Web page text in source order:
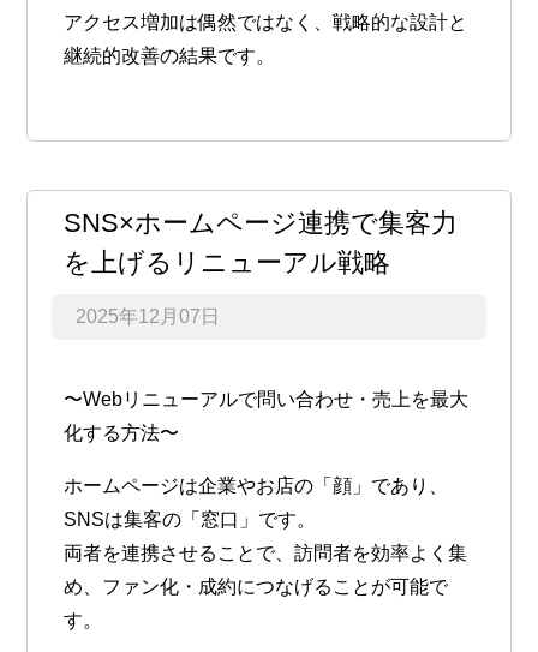
アクセス増加は偶然ではなく、戦略的な設計と
継続的改善の結果です。
SNS×ホームページ連携で集客力
を上げるリニューアル戦略
2025年12月07日
〜Webリニューアルで問い合わせ・売上を最大
化する方法〜
ホームページは企業やお店の「顔」であり、
SNSは集客の「窓口」です。
両者を連携させることで、訪問者を効率よく集
め、ファン化・成約につなげることが可能で
す。